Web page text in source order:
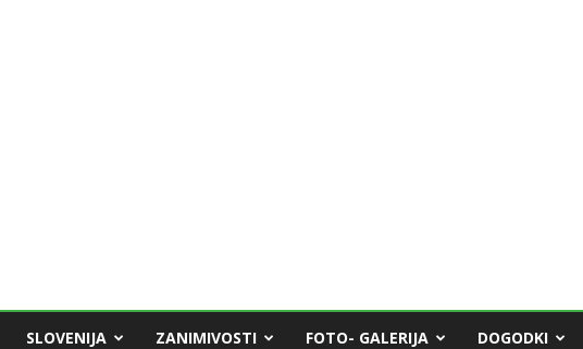
SLOVENIJA ZANIMIVOSTI FOTO- GALERIJA DOGODKI